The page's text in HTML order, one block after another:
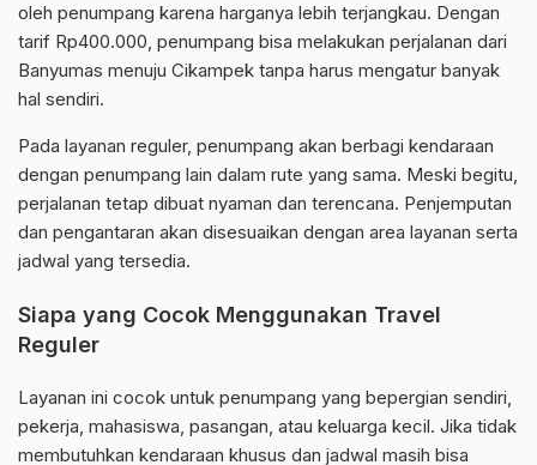
oleh penumpang karena harganya lebih terjangkau. Dengan
tarif Rp400.000, penumpang bisa melakukan perjalanan dari
Banyumas menuju Cikampek tanpa harus mengatur banyak
hal sendiri.
Pada layanan reguler, penumpang akan berbagi kendaraan
dengan penumpang lain dalam rute yang sama. Meski begitu,
perjalanan tetap dibuat nyaman dan terencana. Penjemputan
dan pengantaran akan disesuaikan dengan area layanan serta
jadwal yang tersedia.
Siapa yang Cocok Menggunakan Travel
Reguler
Layanan ini cocok untuk penumpang yang bepergian sendiri,
pekerja, mahasiswa, pasangan, atau keluarga kecil. Jika tidak
membutuhkan kendaraan khusus dan jadwal masih bisa